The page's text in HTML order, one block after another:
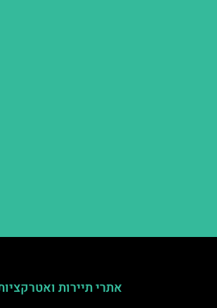
אתרי תיירות